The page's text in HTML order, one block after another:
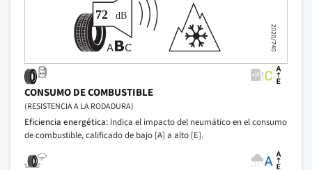
CONSUMO DE COMBUSTIBLE
(RESISTENCIA A LA RODADURA)
Eficiencia energética: Indica el impacto del neumático en el consumo
de combustible, calificado de bajo [A] a alto [E].